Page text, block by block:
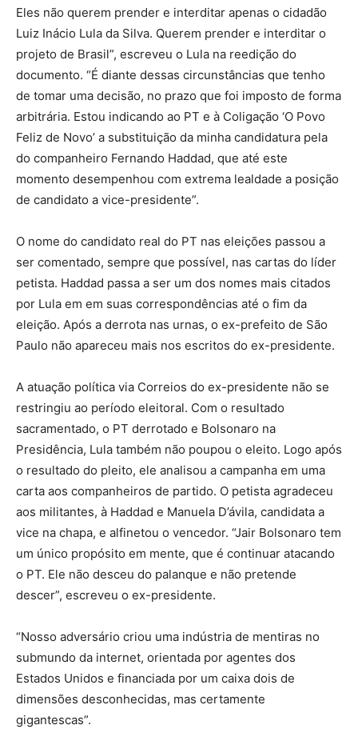
Eles não querem prender e interditar apenas o cidadão
Luiz Inácio Lula da Silva. Querem prender e interditar o
projeto de Brasil”, escreveu o Lula na reedição do
documento. “É diante dessas circunstâncias que tenho
de tomar uma decisão, no prazo que foi imposto de forma
arbitrária. Estou indicando ao PT e à Coligação ‘O Povo
Feliz de Novo’ a substituição da minha candidatura pela
do companheiro Fernando Haddad, que até este
momento desempenhou com extrema lealdade a posição
de candidato a vice-presidente”.
O nome do candidato real do PT nas eleições passou a
ser comentado, sempre que possível, nas cartas do líder
petista. Haddad passa a ser um dos nomes mais citados
por Lula em em suas correspondências até o fim da
eleição. Após a derrota nas urnas, o ex-prefeito de São
Paulo não apareceu mais nos escritos do ex-presidente.
A atuação política via Correios do ex-presidente não se
restringiu ao período eleitoral. Com o resultado
sacramentado, o PT derrotado e Bolsonaro na
Presidência, Lula também não poupou o eleito. Logo após
o resultado do pleito, ele analisou a campanha em uma
carta aos companheiros de partido. O petista agradeceu
aos militantes, à Haddad e Manuela D’ávila, candidata a
vice na chapa, e alfinetou o vencedor. “Jair Bolsonaro tem
um único propósito em mente, que é continuar atacando
o PT. Ele não desceu do palanque e não pretende
descer”, escreveu o ex-presidente.
“Nosso adversário criou uma indústria de mentiras no
submundo da internet, orientada por agentes dos
Estados Unidos e financiada por um caixa dois de
dimensões desconhecidas, mas certamente
gigantescas”.